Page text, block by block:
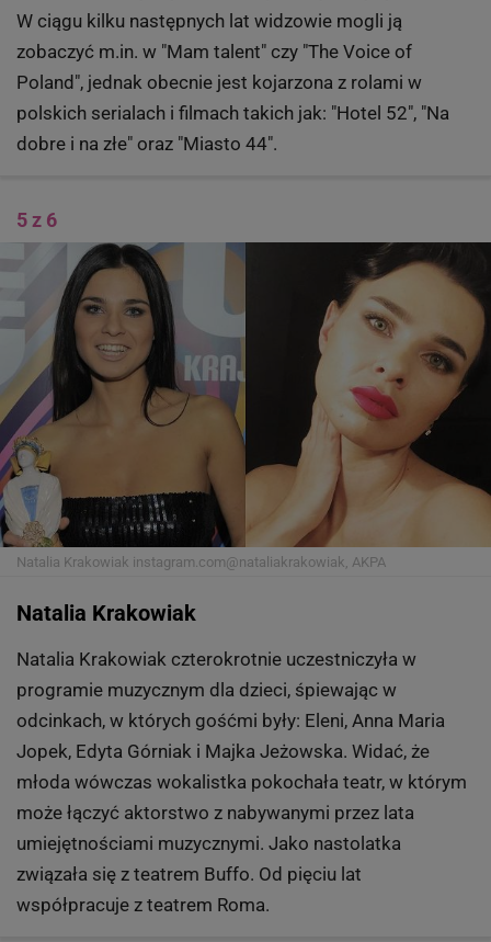
W ciągu kilku następnych lat widzowie mogli ją
zobaczyć m.in. w "Mam talent" czy "The Voice of
Poland", jednak obecnie jest kojarzona z rolami w
polskich serialach i filmach takich jak: "Hotel 52", "Na
dobre i na złe" oraz "Miasto 44".
5 z 6
Natalia Krakowiak instagram.com@nataliakrakowiak, AKPA
Natalia Krakowiak
Natalia Krakowiak czterokrotnie uczestniczyła w
programie muzycznym dla dzieci, śpiewając w
odcinkach, w których gośćmi były: Eleni, Anna Maria
Jopek, Edyta Górniak i Majka Jeżowska. Widać, że
młoda wówczas wokalistka pokochała teatr, w którym
może łączyć aktorstwo z nabywanymi przez lata
umiejętnościami muzycznymi. Jako nastolatka
związała się z teatrem Buffo. Od pięciu lat
współpracuje z teatrem Roma.